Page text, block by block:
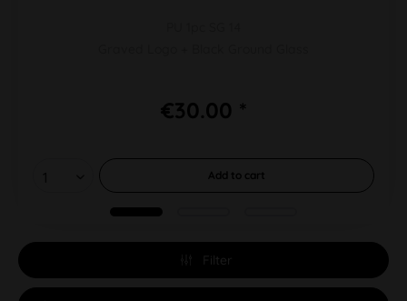
€30.00 *
Add to cart
Filter